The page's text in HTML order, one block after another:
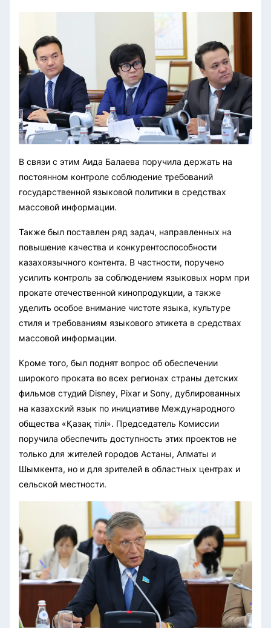
В связи с этим Аида Балаева поручила держать на
постоянном контроле соблюдение требований
государственной языковой политики в средствах
массовой информации.
Также был поставлен ряд задач, направленных на
повышение качества и конкурентоспособности
казахоязычного контента. В частности, поручено
усилить контроль за соблюдением языковых норм при
прокате отечественной кинопродукции, а также
уделить особое внимание чистоте языка, культуре
стиля и требованиям языкового этикета в средствах
массовой информации.
Кроме того, был поднят вопрос об обеспечении
широкого проката во всех регионах страны детских
фильмов студий Disney, Pixar и Sony, дублированных
на казахский язык по инициативе Международного
общества «Қазақ тілі». Председатель Комиссии
поручила обеспечить доступность этих проектов не
только для жителей городов Астаны, Алматы и
Шымкента, но и для зрителей в областных центрах и
сельской местности.